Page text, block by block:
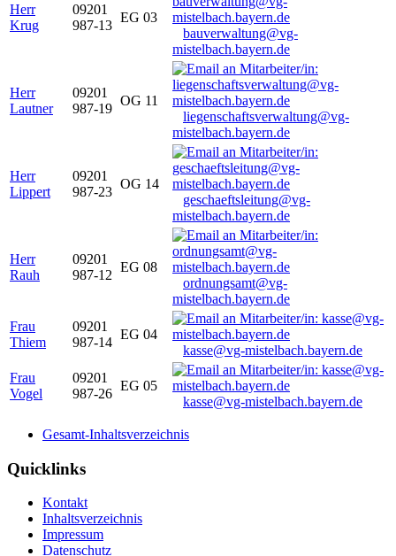
Herr
Krug
09201
987-13
EG 03
bauverwaltung@vg-
mistelbach.bayern.de
Herr
Lautner
09201
987-19
OG 11
liegenschaftsverwaltung@vg-
mistelbach.bayern.de
Herr
Lippert
09201
987-23
OG 14
geschaeftsleitung@vg-
mistelbach.bayern.de
Herr
Rauh
09201
987-12
EG 08
ordnungsamt@vg-
mistelbach.bayern.de
Frau
Thiem
09201
987-14
EG 04
kasse@vg-mistelbach.bayern.de
Frau
Vogel
09201
987-26
EG 05
kasse@vg-mistelbach.bayern.de
Gesamt-Inhaltsverzeichnis
Quicklinks
Kontakt
Inhaltsverzeichnis
Impressum
Datenschutz